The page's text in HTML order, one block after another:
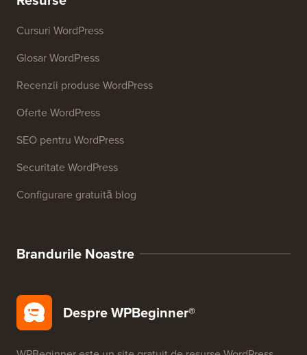
Analizor SEO pentru site-uri web
Generator de semnături de email
Peste 27 de instrumente gratuite pentru afaceri
Resurse
Cursuri WordPress
Glosar WordPress
Recenzii produse WordPress
SEO pentru WordPress
Configurare gratuită blog